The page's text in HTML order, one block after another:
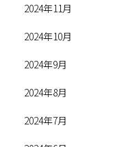
2024年11月
2024年10月
2024年9月
2024年8月
2024年7月